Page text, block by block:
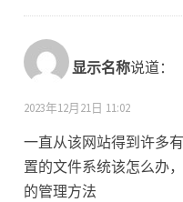
显示名称说道：
2023年12月21日 11:02
一直从该网站得到许多
置的文件系统该怎么办
的管理方法